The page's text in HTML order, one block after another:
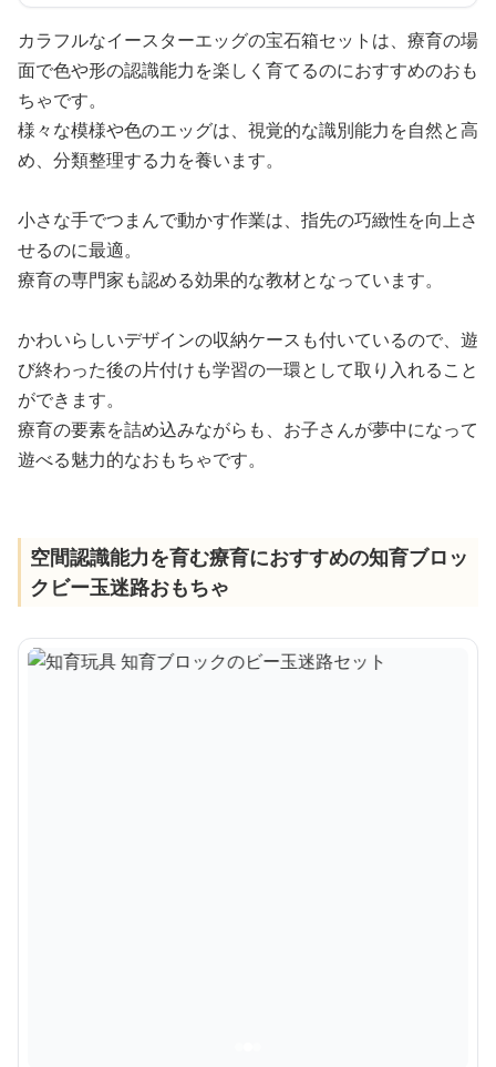
カラフルなイースターエッグの宝石箱セットは、療育の場
面で色や形の認識能力を楽しく育てるのにおすすめのおも
ちゃです。
様々な模様や色のエッグは、視覚的な識別能力を自然と高
め、分類整理する力を養います。
小さな手でつまんで動かす作業は、指先の巧緻性を向上さ
せるのに最適。
療育の専門家も認める効果的な教材となっています。
かわいらしいデザインの収納ケースも付いているので、遊
び終わった後の片付けも学習の一環として取り入れること
ができます。
療育の要素を詰め込みながらも、お子さんが夢中になって
遊べる魅力的なおもちゃです。
空間認識能力を育む療育におすすめの知育ブロッ
クビー玉迷路おもちゃ